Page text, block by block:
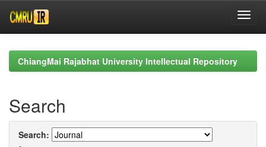
navigationChiangMai Rajabhat University Intellectual Repository
Search
Search: